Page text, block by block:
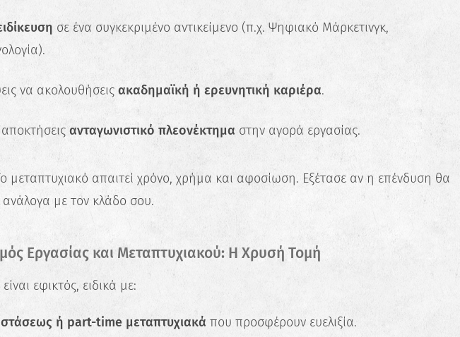
Επαγγελματικού
σε ένα συγκεκριμένο αντικείμενο (π.χ. Ψηφιακό Μάρκετινγκ,
να ακολουθήσεις ακαδημαϊκή ή ερευνητική καριέρα.
ανταγωνιστικό πλεονέκτημα στην αγορά εργασίας.
μεταπτυχιακό απαιτεί χρόνο, χρήμα και αφοσίωση. Εξέτασε αν η επένδυση θα
με τον κλάδο σου.
Εργασίας και Μεταπτυχιακού: Η Χρυσή Τομή
εφικτός, ειδικά με:
ή part-time μεταπτυχιακά που προσφέρουν ευελιξία.